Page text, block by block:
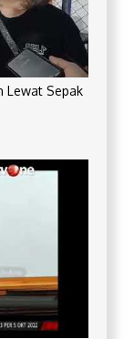
Lewat Sepak